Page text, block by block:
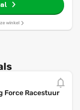
winkel
Force Racestuur